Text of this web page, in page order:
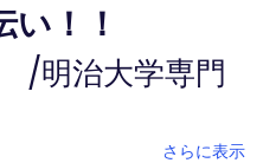
！！
/明治大学専門
さらに表示